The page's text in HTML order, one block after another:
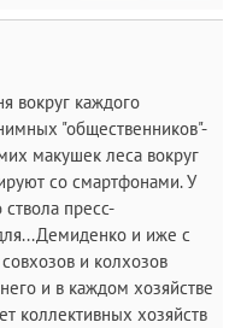
вокруг каждого
"общественников"-
макушек леса вокруг
со смартфонами. У
пресс-
и иже с
и колхозов
и в каждом хозяйстве
коллективных хозяйств